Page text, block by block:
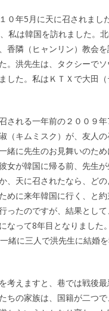
０年5月に天に召されまし
私は韓国を訪れました。
香隣（ヒャンリン）教会
。洪先生は、タクシーで
した。私はＫＴＸで大田（
される一年前の２００９
（キムミスク）が、友人
緒に先生のお見舞いのた
女が韓国に帰る前、先生
、天に召されたなら、どの
めに来年韓国に行く、と約
ったのですが、結果とし
なって8年目となりました
緒に三人で洪先生に結婚
考えますと、巷では戦後
ちの家族は、国籍が二つ